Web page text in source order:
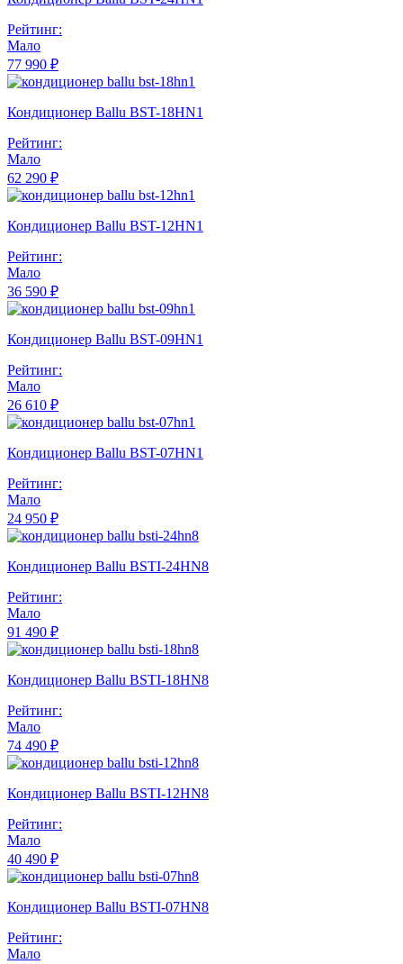
Рейтинг:
Мало
77 990 ₽
Кондиционер Ballu BST-18HN1
Рейтинг:
Мало
62 290 ₽
Кондиционер Ballu BST-12HN1
Рейтинг:
Мало
36 590 ₽
Кондиционер Ballu BST-09HN1
Рейтинг:
Мало
26 610 ₽
Кондиционер Ballu BST-07HN1
Рейтинг:
Мало
24 950 ₽
Кондиционер Ballu BSTI-24HN8
Рейтинг:
Мало
91 490 ₽
Кондиционер Ballu BSTI-18HN8
Рейтинг:
Мало
74 490 ₽
Кондиционер Ballu BSTI-12HN8
Рейтинг:
Мало
40 490 ₽
Кондиционер Ballu BSTI-07HN8
Рейтинг:
Мало